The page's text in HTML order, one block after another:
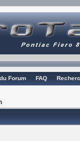
Forum FAQ